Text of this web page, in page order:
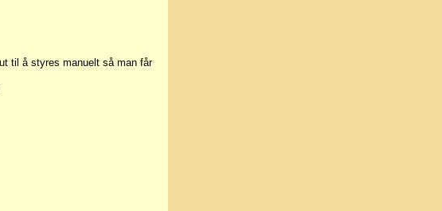
til å styres manuelt så man får